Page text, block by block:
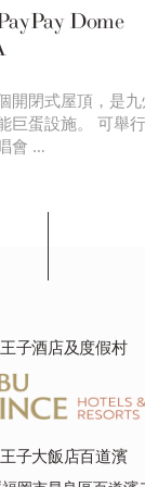
Dome
開閉式屋頂，是
可舉行棒球等各種
會 …
子酒店及度假村
子大飯店百道濱